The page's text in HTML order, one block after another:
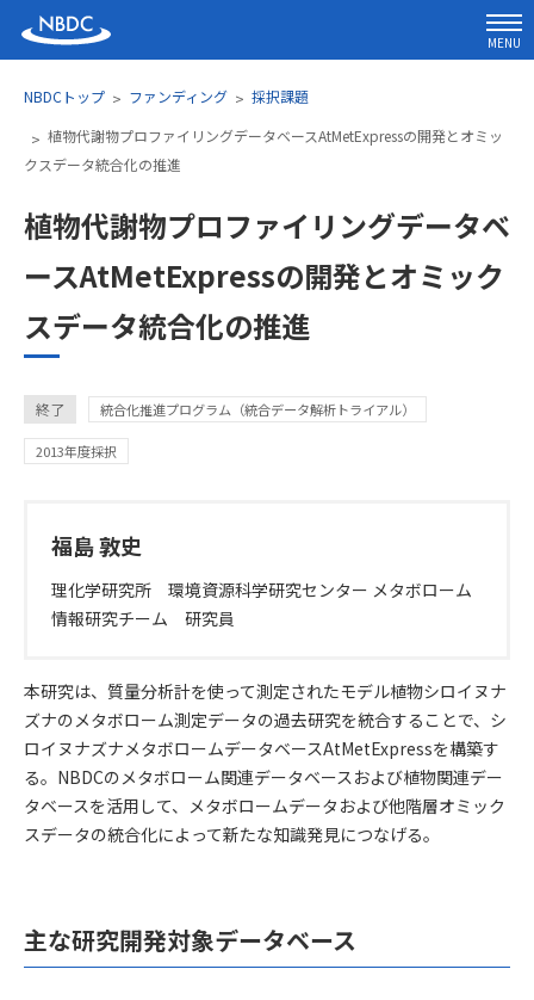
MENU
NBDCトップ ファンディング
採択課題
植物代謝物プロファイリングデータベースAtMetExpressの開発とオミッ
クスデータ統合化の推進
植物代謝物プロファイリングデータベ
ースAtMetExpressの開発とオミック
スデータ統合化の推進
カテゴリ
終了 統合化推進プログラム（統合データ解析トライアル）
2013年度採択
福島 敦史
理化学研究所 環境資源科学研究センター メタボローム
情報研究チーム 研究員
研究開発の概要
本研究は、質量分析計を使って測定されたモデル植物シロイヌナ
ズナのメタボローム測定データの過去研究を統合することで、シ
ロイヌナズナメタボロームデータベースAtMetExpressを構築す
る。NBDCのメタボローム関連データベースおよび植物関連デー
タベースを活用して、メタボロームデータおよび他階層オミック
スデータの統合化によって新たな知識発見につなげる。
主な研究開発対象データベース